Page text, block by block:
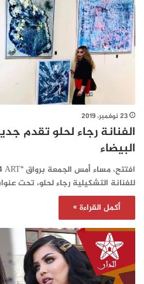
23 نوفمبر، 2019
الفنانة رجاء لحلو تقدم
البيضاء
للفنانة التشكيلية رجاء لحلو، تحت
أكمل القراءة »